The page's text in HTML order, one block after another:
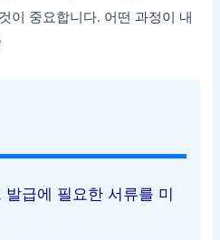
이 중요합니다. 어떤 과정이 내
발급에 필요한 서류를 미